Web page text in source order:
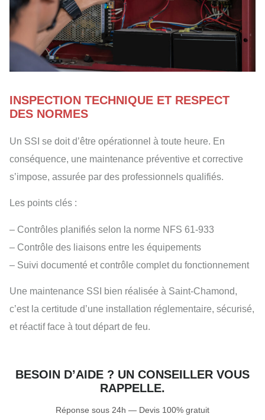
INSPECTION TECHNIQUE ET RESPECT
DES NORMES
Un SSI se doit d’être opérationnel à toute heure. En
conséquence, une maintenance préventive et corrective
s’impose, assurée par des professionnels qualifiés.
Les points clés :
– Contrôles planifiés selon la norme NFS 61-933
– Contrôle des liaisons entre les équipements
– Suivi documenté et contrôle complet du fonctionnement
Une maintenance SSI bien réalisée à Saint-Chamond,
c’est la certitude d’une installation réglementaire, sécurisé,
et réactif face à tout départ de feu.
BESOIN D’AIDE ? UN CONSEILLER VOUS
RAPPELLE.
Réponse sous 24h — Devis 100% gratuit